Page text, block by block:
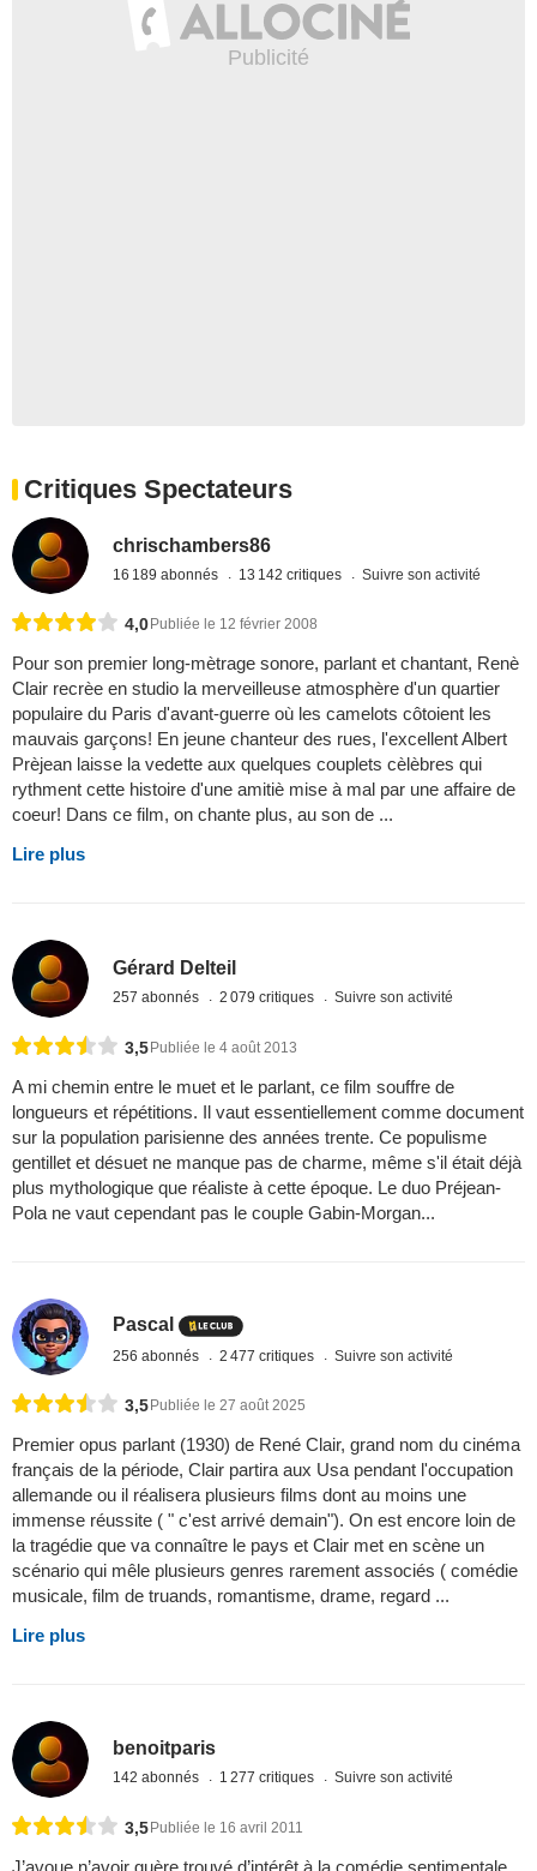
Critiques Spectateurs
chrischambers86
16 189 abonnés 13 142 critiques Suivre son activité
4,0 Publiée le 12 février 2008
Pour son premier long-mètrage sonore, parlant et chantant, Renè
Clair recrèe en studio la merveilleuse atmosphère d'un quartier
populaire du Paris d'avant-guerre où les camelots côtoient les
mauvais garçons! En jeune chanteur des rues, l'excellent Albert
Prèjean laisse la vedette aux quelques couplets cèlèbres qui
rythment cette histoire d'une amitiè mise à mal par une affaire de
coeur! Dans ce film, on chante plus, au son de ...
Lire plus
Gérard Delteil
257 abonnés 2 079 critiques Suivre son activité
3,5Publiée le 4 août 2013
A mi chemin entre le muet et le parlant, ce film souffre de
longueurs et répétitions. Il vaut essentiellement comme document
sur la population parisienne des années trente. Ce populisme
gentillet et désuet ne manque pas de charme, même s'il était déjà
plus mythologique que réaliste à cette époque. Le duo Préjean-
Pola ne vaut cependant pas le couple Gabin-Morgan...
Pascal
256 abonnés 2 477 critiques Suivre son activité
3,5Publiée le 27 août 2025
Premier opus parlant (1930) de René Clair, grand nom du cinéma
français de la période, Clair partira aux Usa pendant l'occupation
allemande ou il réalisera plusieurs films dont au moins une
immense réussite ( " c'est arrivé demain"). On est encore loin de
la tragédie que va connaître le pays et Clair met en scène un
scénario qui mêle plusieurs genres rarement associés ( comédie
musicale, film de truands, romantisme, drame, regard ...
Lire plus
benoitparis
142 abonnés 1 277 critiques Suivre son activité
3,5 Publiée le 16 avril 2011
J’avoue n’avoir guère trouvé d’intérêt à la comédie sentimentale,